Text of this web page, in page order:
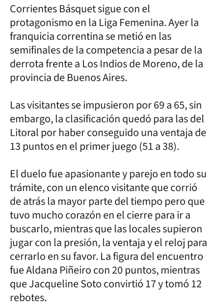
Corrientes Básquet sigue con el
protagonismo en la Liga Femenina. Ayer la
franquicia correntina se metió en las
semifinales de la competencia a pesar de la
derrota frente a Los Indios de Moreno, de la
provincia de Buenos Aires.
Las visitantes se impusieron por 69 a 65, sin
embargo, la clasificación quedó para las del
Litoral por haber conseguido una ventaja de
13 puntos en el primer juego (51 a 38).
El duelo fue apasionante y parejo en todo su
trámite, con un elenco visitante que corrió
de atrás la mayor parte del tiempo pero que
tuvo mucho corazón en el cierre para ir a
buscarlo, mientras que las locales supieron
jugar con la presión, la ventaja y el reloj para
cerrarlo en su favor. La figura del encuentro
fue Aldana Piñeiro con 20 puntos, mientras
que Jacqueline Soto convirtió 17 y tomó 12
rebotes.